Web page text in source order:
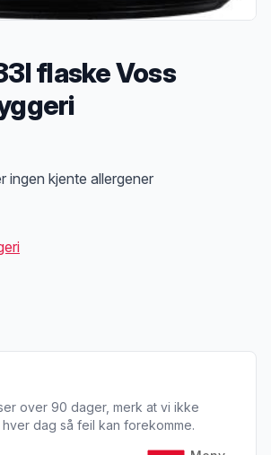
flaske Voss
ingen kjente allergener
over 90 dager, merk at vi ikke
dag så feil kan forekomme.